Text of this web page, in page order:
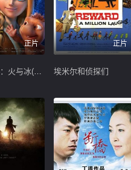
正片
冰雪女王3：火与冰(国语版)
正片
埃米尔和侦探们